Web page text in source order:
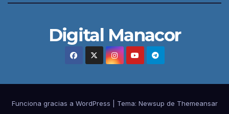
Digital Manacor
Funciona gracias a WordPress Tema: Newsup de Themeansar